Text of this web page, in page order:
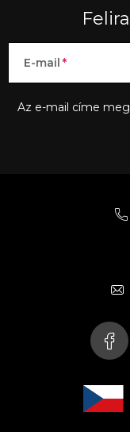
E-mail
Az e-mail címe